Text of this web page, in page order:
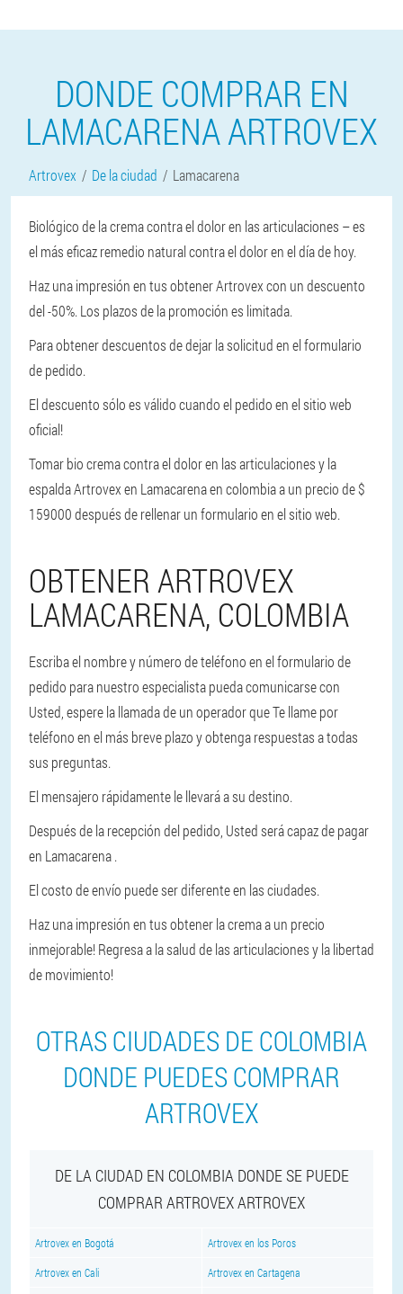
DONDE COMPRAR EN
LAMACARENA ARTROVEX
Artrovex De la ciudad Lamacarena
Biológico de la crema contra el dolor en las articulaciones – es
el más eficaz remedio natural contra el dolor en el día de hoy.
Haz una impresión en tus obtener Artrovex con un descuento
del -50%. Los plazos de la promoción es limitada.
Para obtener descuentos de dejar la solicitud en el formulario
de pedido.
El descuento sólo es válido cuando el pedido en el sitio web
oficial!
Tomar bio crema contra el dolor en las articulaciones y la
espalda Artrovex en Lamacarena en colombia a un precio de $
159000 después de rellenar un formulario en el sitio web.
OBTENER ARTROVEX
LAMACARENA, COLOMBIA
Escriba el nombre y número de teléfono en el formulario de
pedido para nuestro especialista pueda comunicarse con
Usted, espere la llamada de un operador que Te llame por
teléfono en el más breve plazo y obtenga respuestas a todas
sus preguntas.
El mensajero rápidamente le llevará a su destino.
Después de la recepción del pedido, Usted será capaz de pagar
en Lamacarena .
El costo de envío puede ser diferente en las ciudades.
Haz una impresión en tus obtener la crema a un precio
inmejorable! Regresa a la salud de las articulaciones y la libertad
de movimiento!
OTRAS CIUDADES DE COLOMBIA
DONDE PUEDES COMPRAR
ARTROVEX
DE LA CIUDAD EN COLOMBIA DONDE SE PUEDE
COMPRAR ARTROVEX ARTROVEX
Artrovex en Bogotá Artrovex en los Poros
Artrovex en Cali Artrovex en Cartagena